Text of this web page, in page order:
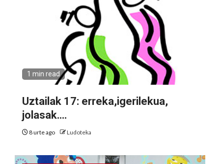
1 min read
Uztailak 17: erreka,igerilekua,
jolasak….
8 urte ago Ludoteka